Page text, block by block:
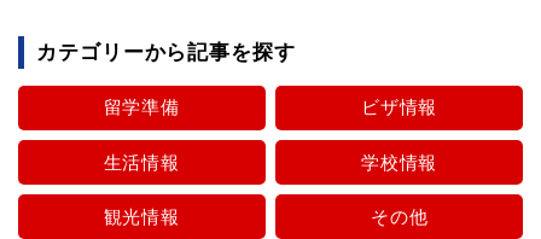
カテゴリーから記事を探す
留学準備 ビザ情報
生活情報 学校情報
観光情報 その他